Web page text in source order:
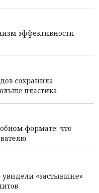
эффективности
сохранила
пластика
формате: что
«застывшие»